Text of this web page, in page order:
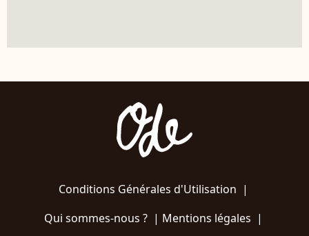
Conditions Générales d'Utilisation |
Qui sommes-nous ?| Mentions légales |